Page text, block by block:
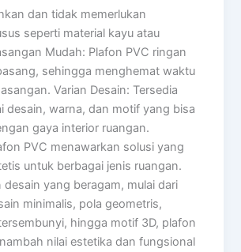
dan tidak memerlukan
seperti material kayu atau
Mudah: Plafon PVC ringan
sehingga menghemat waktu
Varian Desain: Tersedia
desain, warna, dan motif yang bisa
gaya interior ruangan.
PVC menawarkan solusi yang
untuk berbagai jenis ruangan.
desain yang beragam, mulai dari
minimalis, pola geometris,
hingga motif 3D, plafon
nilai estetika dan fungsional